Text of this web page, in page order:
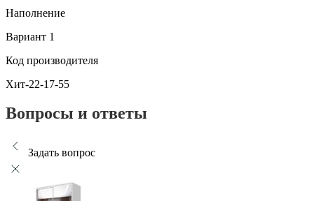
Наполнение
Вариант 1
Код производителя
Хит-22-17-55
Вопросы и ответы
Задать вопрос